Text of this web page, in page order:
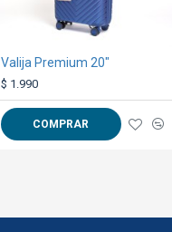
Valija Premium 20"
$ 1.990
COMPRAR